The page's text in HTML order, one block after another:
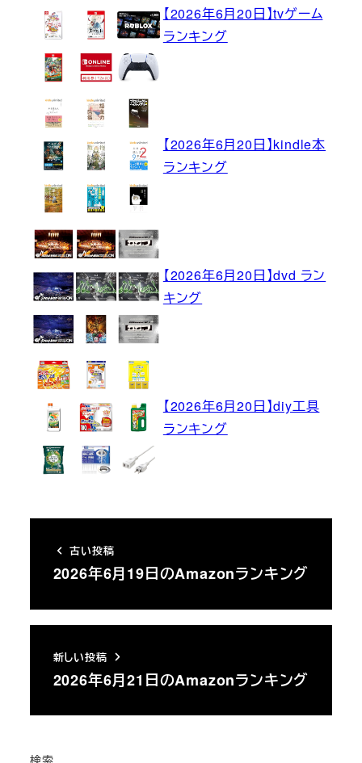
【2026年6月20日】tvゲーム
ランキング
【2026年6月20日】kindle本
ランキング
【2026年6月20日】dvd ラン
キング
【2026年6月20日】diy工具
ランキング
古い投稿
2026年6月19日のAmazonランキング
新しい投稿
2026年6月21日のAmazonランキング